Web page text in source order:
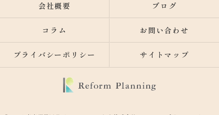
会社概要 ブログ
コラム お問い合わせ
プライバシーポリシー サイトマップ